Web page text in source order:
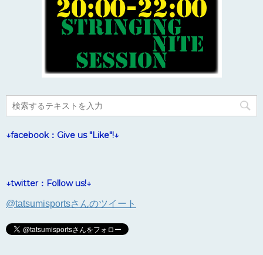
↓facebook：Give us "Like"!↓
↓twitter：Follow us!↓
@tatsumisportsさんのツイート